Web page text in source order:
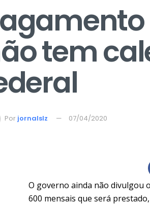
tem
Por jornalslz 07/04/2020
O governo ainda não divulgou
600 mensais que será